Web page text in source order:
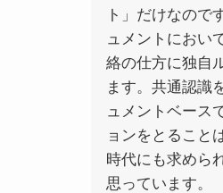
ト」だけなので
ュメントにおい
絡の仕方に独自
ます。共通認識
ュメントベース
ョンをとること
時代にも求めら
思っています。